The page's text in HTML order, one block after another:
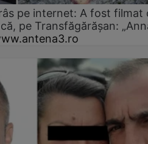
pe internet: A fost filmat
pe Transfăgărășan: